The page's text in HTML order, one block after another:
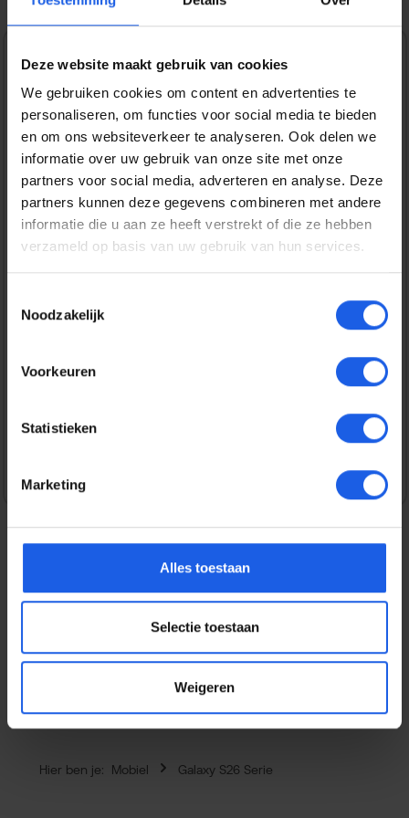
Deze website maakt gebruik van cookies
We gebruiken cookies om content en advertenties te
personaliseren, om functies voor social media te bieden
en om ons websiteverkeer te analyseren. Ook delen we
informatie over uw gebruik van onze site met onze
partners voor social media, adverteren en analyse. Deze
partners kunnen deze gegevens combineren met andere
informatie die u aan ze heeft verstrekt of die ze hebben
verzameld op basis van uw gebruik van hun services.
Noodzakelijk
Voorkeuren
Statistieken
Marketing
Alles toestaan
Selectie toestaan
Weigeren
1-2-3 deal
Normale prijs:
€ 27,99
Prijzen incl. BTW en excl. verzendkosten
Bestel nu
BeHello
Veilig en snel betalen
Dit BeHello Gel Wallet Hoesje beschermt zowel de voor-
als achterkant van je Samsung Galaxy S26+ en is
vervaardigd uit flexi…Meer
Hier ben je: Mobiel Galaxy S26 Serie